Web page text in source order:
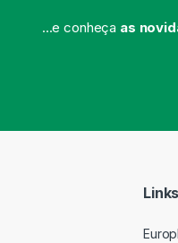
...e conheça as